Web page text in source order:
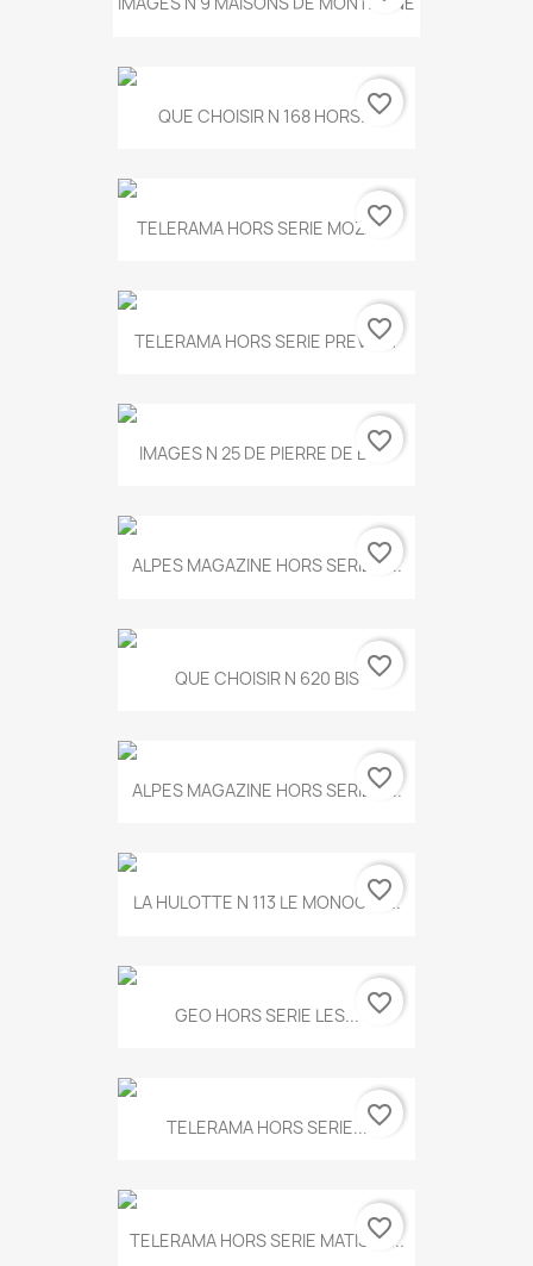
QUE CHOISIR N 168 HORS...favorite_border
TELERAMA HORS SERIE MOZART
favorite_border
TELERAMA HORS SERIE PREVERT
favorite_border
IMAGES N 25 DE PIERRE DE BOIS
favorite_border
ALPES MAGAZINE HORS SERIE N...
favorite_border
QUE CHOISIR N 620 BIS favorite_border
ALPES MAGAZINE HORS SERIE N...
favorite_border
LA HULOTTE N 113 LE MONOCLE...
favorite_border
GEO HORS SERIE LES... favorite_border
TELERAMA HORS SERIE...favorite_border
TELERAMA HORS SERIE MATISSE...
favorite_border